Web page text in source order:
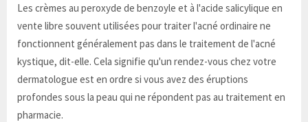
Les crèmes au peroxyde de benzoyle et à l'acide salicylique en
vente libre souvent utilisées pour traiter l'acné ordinaire ne
fonctionnent généralement pas dans le traitement de l'acné
kystique, dit-elle. Cela signifie qu'un rendez-vous chez votre
dermatologue est en ordre si vous avez des éruptions
profondes sous la peau qui ne répondent pas au traitement en
pharmacie.